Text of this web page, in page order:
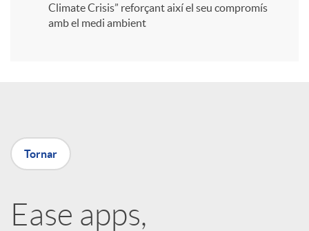
X
a
Climate Crisis” reforçant així el seu compromís
amb el medi ambient
Tornar
Ease apps,